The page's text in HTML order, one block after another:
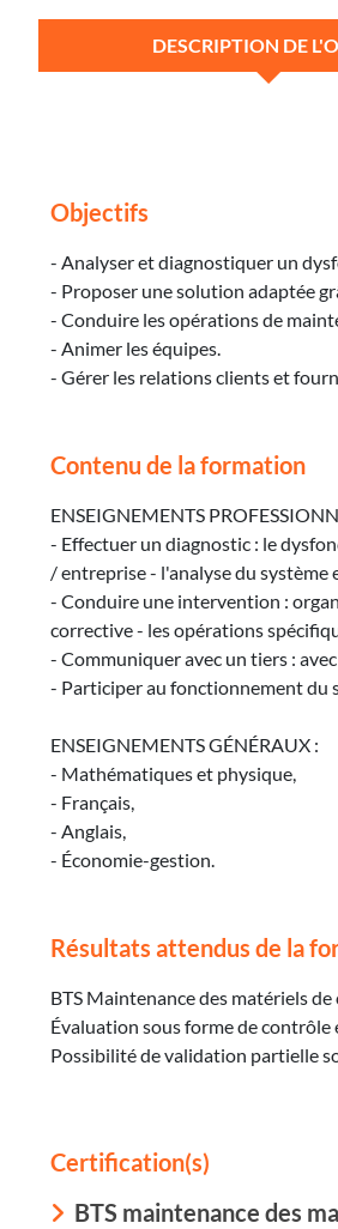
DESCRIPTION DE
Objectifs
- Analyser et diagnostiquer un
- Proposer une solution adaptée
- Conduire les opérations de
- Animer les équipes.
- Gérer les relations clients et
Contenu de la formation
ENSEIGNEMENTS
- Effectuer un diagnostic : le
/ entreprise - l'analyse du
- Conduire une intervention :
corrective - les opérations
- Communiquer avec un tiers :
- Participer au fonctionnement du
ENSEIGNEMENTS GÉNÉRAUX :
- Mathématiques et physique,
- Français,
- Anglais,
- Économie-gestion.
Résultats attendus de la
BTS Maintenance des matériels
Évaluation sous forme de
Possibilité de validation partielle
Certification(s)
BTS maintenance des